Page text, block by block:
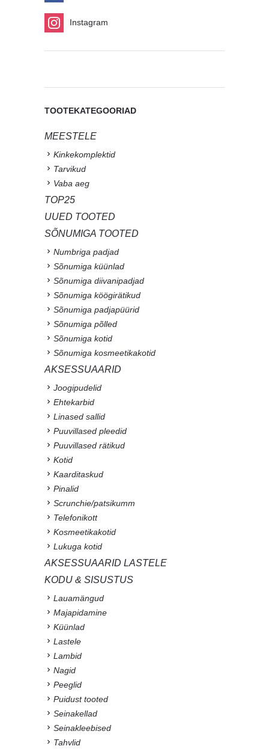
Instagram
TOOTEKATEGOORIAD
MEESTELE
Kinkekomplektid
Tarvikud
Vaba aeg
TOP25
UUED TOOTED
SÕNUMIGA TOOTED
Numbriga padjad
Sõnumiga küünlad
Sõnumiga diivanipadjad
Sõnumiga köögirätikud
Sõnumiga padjapüürid
Sõnumiga põlled
Sõnumiga kotid
Sõnumiga kosmeetikakotid
AKSESSUAARID
Joogipudelid
Ehtekarbid
Linased sallid
Puuvillased pleedid
Puuvillased rätikud
Kotid
Kaarditaskud
Pinalid
Scrunchie/patsikumm
Telefonikott
Kosmeetikakotid
Lukuga kotid
AKSESSUAARID LASTELE
KODU & SISUSTUS
Lauamängud
Majapidamine
Küünlad
Lastele
Lambid
Nagid
Peeglid
Puidust tooted
Seinakellad
Seinakleebised
Tahvlid